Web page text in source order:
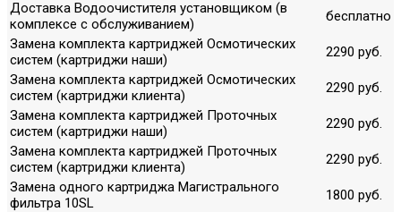
Доставка Водоочистителя установщиком (в
комплексе с обслуживанием)
бесплатно
Замена комплекта картриджей Осмотических
систем (картриджи наши)
2290 руб.
Замена комплекта картриджей Осмотических
систем (картриджи клиента)
2290 руб.
Замена комплекта картриджей Проточных
систем (картриджи наши)
2290 руб.
Замена комплекта картриджей Проточных
систем (картриджи клиента)
2290 руб.
Замена одного картриджа Магистрального
фильтра 10SL
1800 руб.